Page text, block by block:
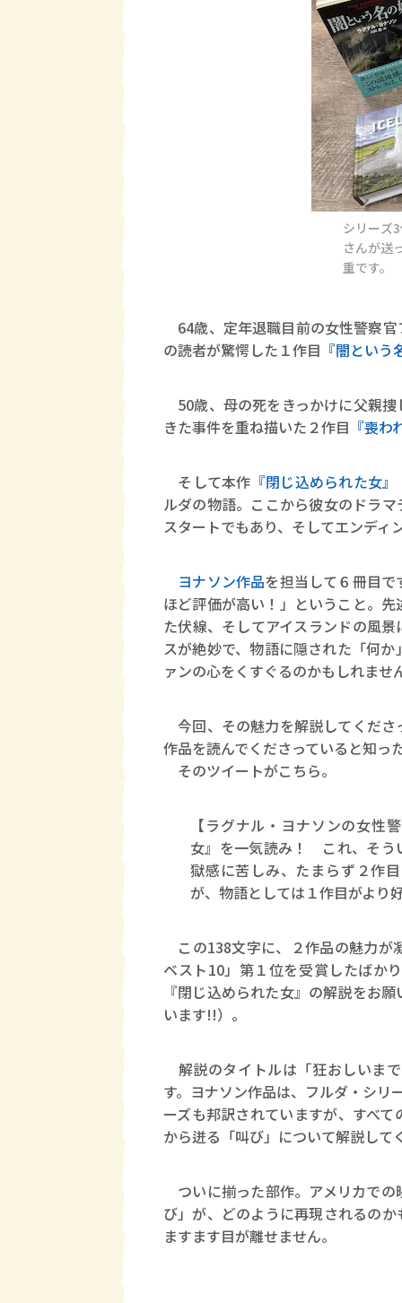
シリーズ
さんが送
重です。
64歳、定年退職目前の女性警察
の読者が驚愕した１作目 『闇という
50歳、母の死をきっかけに父親
きた事件を重ね描いた２作目 『喪
そして本作 『閉じ込められた女』
ルダの物語。ここから彼女のドラ
スタートでもあり、そしてエンディ
ヨナソン作品を担当して６冊目
ほど評価が高い！」ということ。
た伏線、そしてアイスランドの風
スが絶妙で、物語に隠された「何
ァンの心をくすぐるのかもしれませ
今回、その魅力を解説してくだ
作品を読んでくださっていると知
そのツイートがこちら。
【ラグナル・ヨナソンの女性
女』を一気読み！ これ、そう
獄感に苦しみ、たまらず２作
が、物語としては１作目がより
この138文字に、２作品の魅力
ベスト10」第１位を受賞したばか
『閉じ込められた女』の解説をお
います!!）。
解説のタイトルは「狂おしいま
す。ヨナソン作品は、フルダ・シ
ーズも邦訳されていますが、すべ
から迸る「叫び」について解説して
ついに揃った部作。アメリカで
び」が、どのように再現されるの
ますます目が離せません。